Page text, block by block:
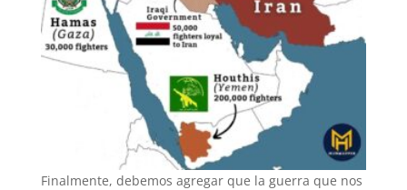
Finalmente, debemos agregar que la guerra que nos